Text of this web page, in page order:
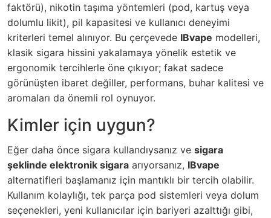
faktörü), nikotin taşıma yöntemleri (pod, kartuş veya
dolumlu likit), pil kapasitesi ve kullanıcı deneyimi
kriterleri temel alınıyor. Bu çerçevede IBvape modelleri,
klasik sigara hissini yakalamaya yönelik estetik ve
ergonomik tercihlerle öne çıkıyor; fakat sadece
görünüşten ibaret değiller, performans, buhar kalitesi ve
aromaları da önemli rol oynuyor.
Kimler için uygun?
Eğer daha önce sigara kullandıysanız ve sigara
şeklinde elektronik sigara arıyorsanız, IBvape
alternatifleri başlamanız için mantıklı bir tercih olabilir.
Kullanım kolaylığı, tek parça pod sistemleri veya dolum
seçenekleri, yeni kullanıcılar için bariyeri azalttığı gibi,